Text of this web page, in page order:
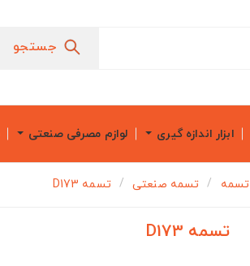
جستجو
ابزار اندازه گیری لوازم مصرفی صنعتی
تسمه تسمه صنعتی تسمه D173
تسمه D173